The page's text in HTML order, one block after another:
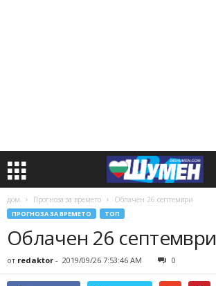
дом Прогноза за времето Облачен 26 септември
ПРОГНОЗА ЗА ВРЕМЕТО ТОП
Облачен 26 септември
от redaktor - 2019/09/26 7:53:46 AM 0